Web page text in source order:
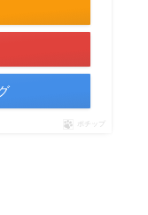
ポチップ